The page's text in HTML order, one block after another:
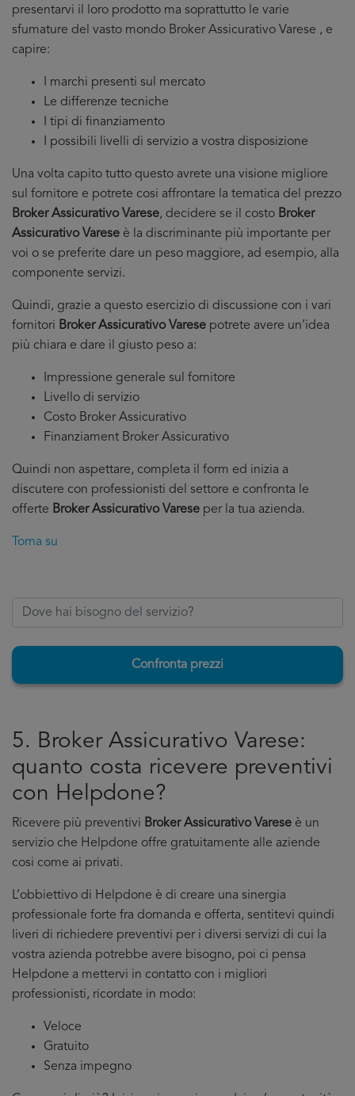
presentarvi il loro prodotto ma soprattutto le varie
sfumature del vasto mondo Broker Assicurativo Varese , e
capire:
I marchi presenti sul mercato
Le differenze tecniche
I tipi di finanziamento
I possibili livelli di servizio a vostra disposizione
Una volta capito tutto questo avrete una visione migliore
sul fornitore e potrete cosi affrontare la tematica del prezzo
Broker Assicurativo Varese, decidere se il costo Broker
Assicurativo Varese è la discriminante più importante per
voi o se preferite dare un peso maggiore, ad esempio, alla
componente servizi.
Quindi, grazie a questo esercizio di discussione con i vari
fornitori Broker Assicurativo Varese potrete avere un’idea
più chiara e dare il giusto peso a:
Impressione generale sul fornitore
Livello di servizio
Costo Broker Assicurativo
Finanziament Broker Assicurativo
Quindi non aspettare, completa il form ed inizia a
discutere con professionisti del settore e confronta le
offerte Broker Assicurativo Varese per la tua azienda.
Torna su
Confronta prezzi
5. Broker Assicurativo Varese:
quanto costa ricevere preventivi
con Helpdone?
Ricevere più preventivi Broker Assicurativo Varese è un
servizio che Helpdone offre gratuitamente alle aziende
cosi come ai privati.
L’obbiettivo di Helpdone è di creare una sinergia
professionale forte fra domanda e offerta, sentitevi quindi
liveri di richiedere preventivi per i diversi servizi di cui la
vostra azienda potrebbe avere bisogno, poi ci pensa
Helpdone a mettervi in contatto con i migliori
professionisti, ricordate in modo:
Veloce
Gratuito
Senza impegno